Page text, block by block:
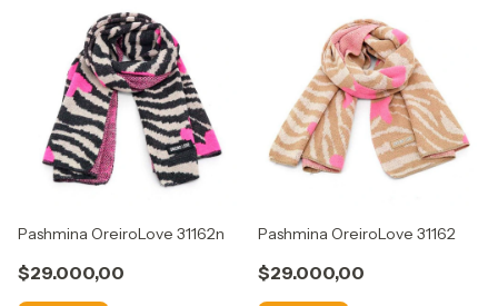
Pashmina OreiroLove 31162n
$29.000,00
Pashmina OreiroLove 31162
$29.000,00